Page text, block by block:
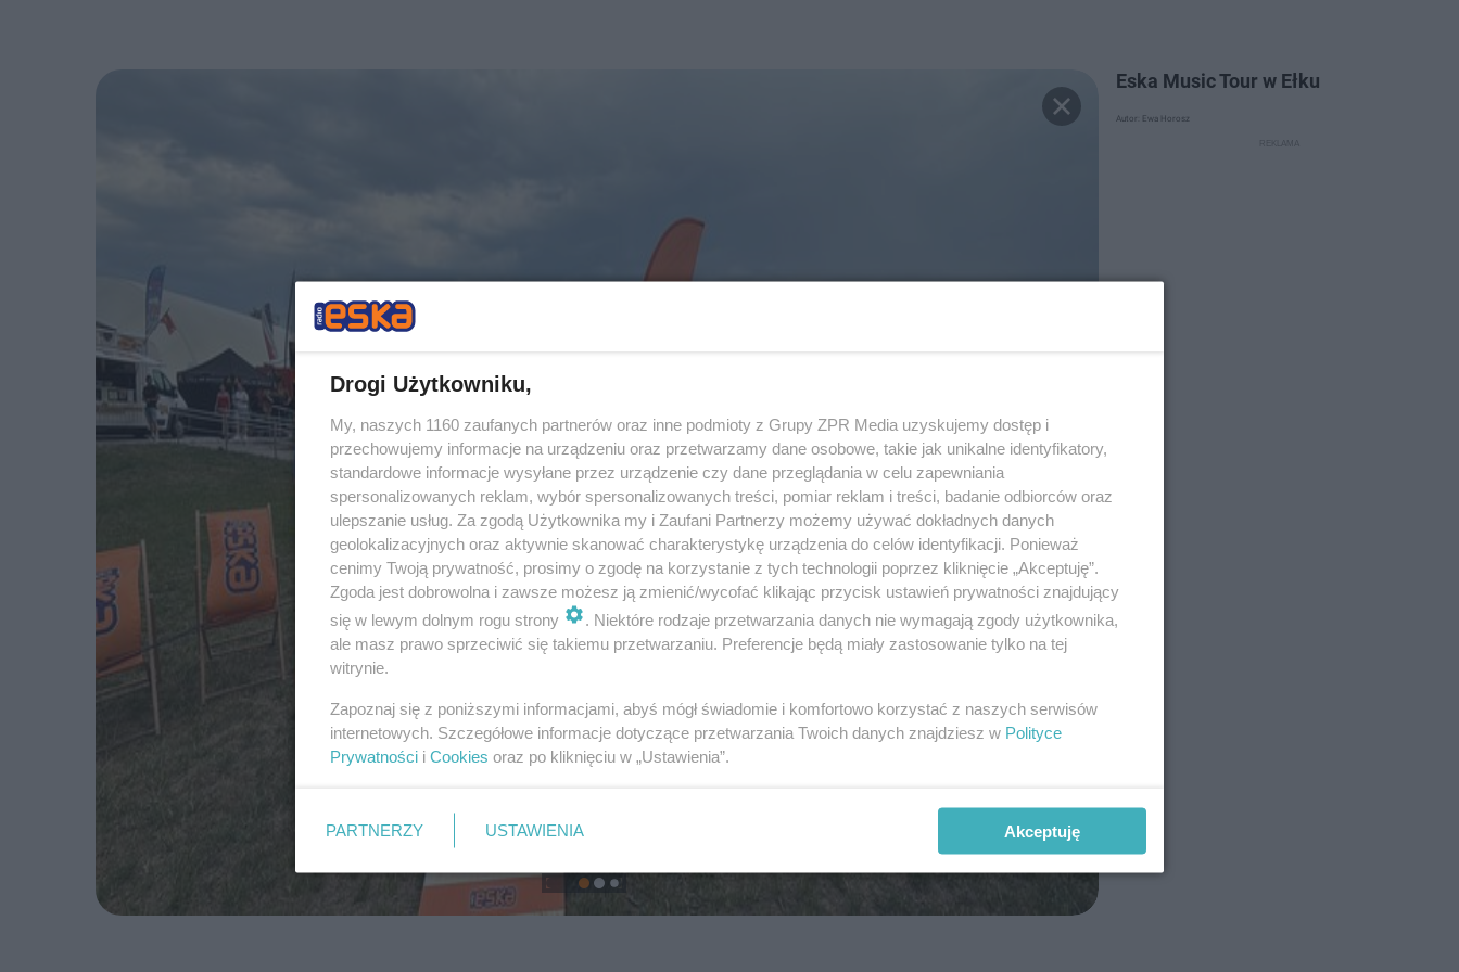
Eska Music Tour w Ełku
Autor: Ewa Horosz
Drogi Użytkowniku,
My, naszych 1160 zaufanych partnerów oraz inne podmioty z Grupy ZPR Media uzyskujemy dostęp i
przechowujemy informacje na urządzeniu oraz przetwarzamy dane osobowe, takie jak unikalne identyfikatory,
standardowe informacje wysyłane przez urządzenie czy dane przeglądania w celu zapewniania
spersonalizowanych reklam, wybór spersonalizowanych treści, pomiar reklam i treści, badanie odbiorców oraz
ulepszanie usług. Za zgodą Użytkownika my i Zaufani Partnerzy możemy używać dokładnych danych
geolokalizacyjnych oraz aktywnie skanować charakterystykę urządzenia do celów identyfikacji. Ponieważ
cenimy Twoją prywatność, prosimy o zgodę na korzystanie z tych technologii poprzez kliknięcie „Akceptuję”.
Zgoda jest dobrowolna i zawsze możesz ją zmienić/wycofać klikając przycisk ustawień prywatności znajdujący
się w lewym dolnym rogu strony
. Niektóre rodzaje przetwarzania danych nie wymagają zgody użytkownika,
ale masz prawo sprzeciwić się takiemu przetwarzaniu. Preferencje będą miały zastosowanie tylko na tej
witrynie.
Zapoznaj się z poniższymi informacjami, abyś mógł świadomie i komfortowo korzystać z naszych serwisów
internetowych. Szczegółowe informacje dotyczące przetwarzania Twoich danych znajdziesz w Polityce
Prywatności i Cookies oraz po kliknięciu w „Ustawienia”.
PARTNERZY USTAWIENIA Akceptuję